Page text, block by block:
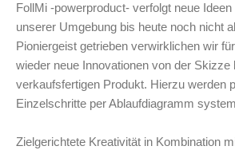
FollMi -powerproduct- verfolgt neue
unserer Umgebung bis heute noch nicht
Pioniergeist getrieben verwirklichen wir
wieder neue Innovationen von der Skizze
verkaufsfertigen Produkt. Hierzu werden
Einzelschritte per Ablaufdiagramm
Zielgerichtete Kreativität in Kombination